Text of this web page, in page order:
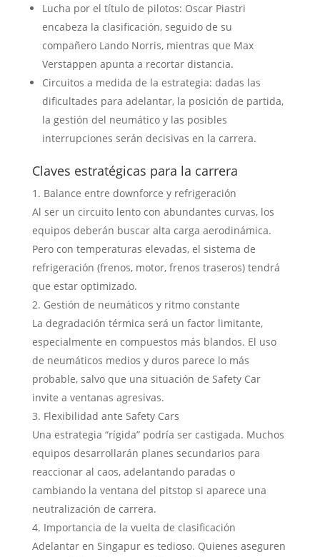
Lucha por el título de pilotos: Oscar Piastri
encabeza la clasificación, seguido de su
compañero Lando Norris, mientras que Max
Verstappen apunta a recortar distancia.
Circuitos a medida de la estrategia: dadas las
dificultades para adelantar, la posición de partida,
la gestión del neumático y las posibles
interrupciones serán decisivas en la carrera.
Claves estratégicas para la carrera
Balance entre downforce y refrigeración
Al ser un circuito lento con abundantes curvas, los
equipos deberán buscar alta carga aerodinámica.
Pero con temperaturas elevadas, el sistema de
refrigeración (frenos, motor, frenos traseros) tendrá
que estar optimizado.
Gestión de neumáticos y ritmo constante
La degradación térmica será un factor limitante,
especialmente en compuestos más blandos. El uso
de neumáticos medios y duros parece lo más
probable, salvo que una situación de Safety Car
invite a ventanas agresivas.
Flexibilidad ante Safety Cars
Una estrategia “rígida” podría ser castigada. Muchos
equipos desarrollarán planes secundarios para
reaccionar al caos, adelantando paradas o
cambiando la ventana del pitstop si aparece una
neutralización de carrera.
Importancia de la vuelta de clasificación
Adelantar en Singapur es tedioso. Quienes aseguren